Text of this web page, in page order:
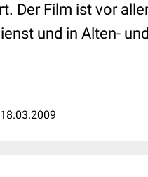
Der Film ist vor
und in Alten-
18.03.2009